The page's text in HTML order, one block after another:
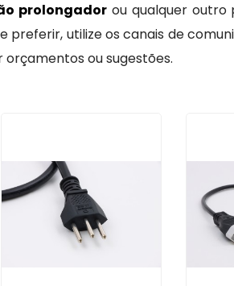
prolongador ou qualquer outro
preferir, utilize os canais de
ou sugestões.